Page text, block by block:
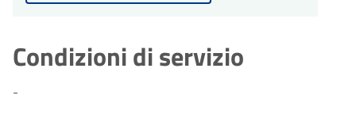
Condizioni di servizio
-